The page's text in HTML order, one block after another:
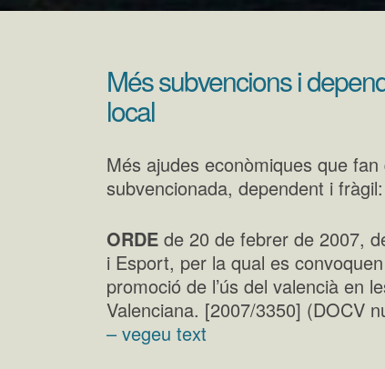
Més subvencions i
local
Més ajudes econòmiques que
subvencionada, dependent i fràgil:
ORDE de 20 de febrer de 2007,
i Esport, per la qual es
promoció de l’ús del valencià en
Valenciana. [2007/3350] (DOCV
– vegeu text